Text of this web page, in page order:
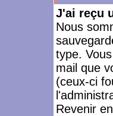
J'ai reçu
Nous
type.
mail que
(ceux-ci
Revenir